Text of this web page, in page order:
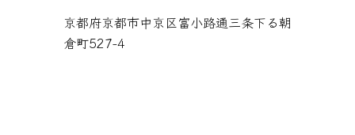
京都府京都市中京区富小路通三条下る朝
倉町527-4